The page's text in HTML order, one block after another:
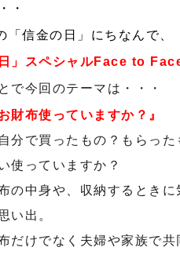
・
「信金の日」にちなんで、
」スペシャルFace to
で今回のテーマは・・・
財布使っていますか？』
分で買ったもの？もらった
使っていますか？
の中身や、収納するときに
い出。
だけでなく夫婦や家族で